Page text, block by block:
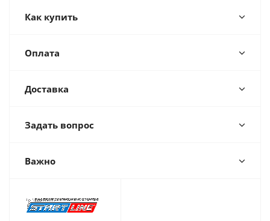
Как купить
Оплата
Доставка
Задать вопрос
Важно